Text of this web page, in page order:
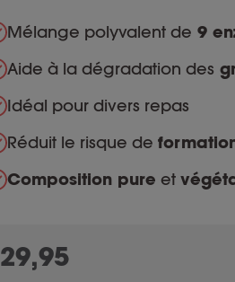
Mélange polyvalent de 9
Aide à la dégradation des
Idéal pour divers repas
Réduit le risque de
Composition pure et
29,95